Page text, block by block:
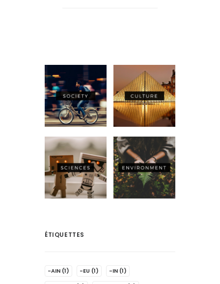
ÉTIQUETTES
-AIN (1) -EU (1) -IN (1)